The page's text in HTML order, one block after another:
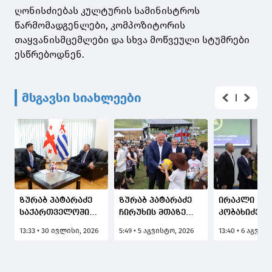
ღონისძიებას კულტურის სამინისტროს
წარმომადგენლები, კომპოზიტორის
თაყვანისმცემლები და სხვა მოწვეული სტუმრები
ესწრებოდნენ.
მსგავსი სიახლეები
ზურაბ პატარაძე
საქართველოში
რესპუბლიკის
13:33 • 30 ივლისი, 2026
ზურაბ პატარაძე
ჩირუხის მთაზე
სახალხო
5:49 • 5 აგვისტო, 2026
ირაკლი
კობახიძემ,
და ზურაბ
13:40 • 6